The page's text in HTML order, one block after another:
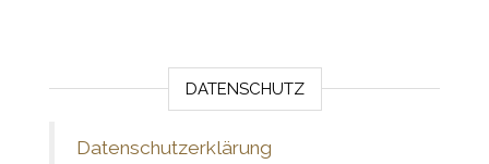
DATENSCHUTZ
Datenschutzerklärung